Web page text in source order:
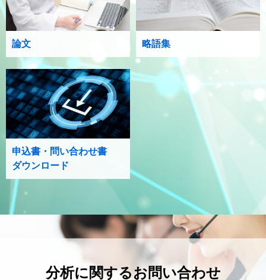
論文 略語集
申込書・問い合わせ書
ダウンロード
分析に関するお問い合わせ